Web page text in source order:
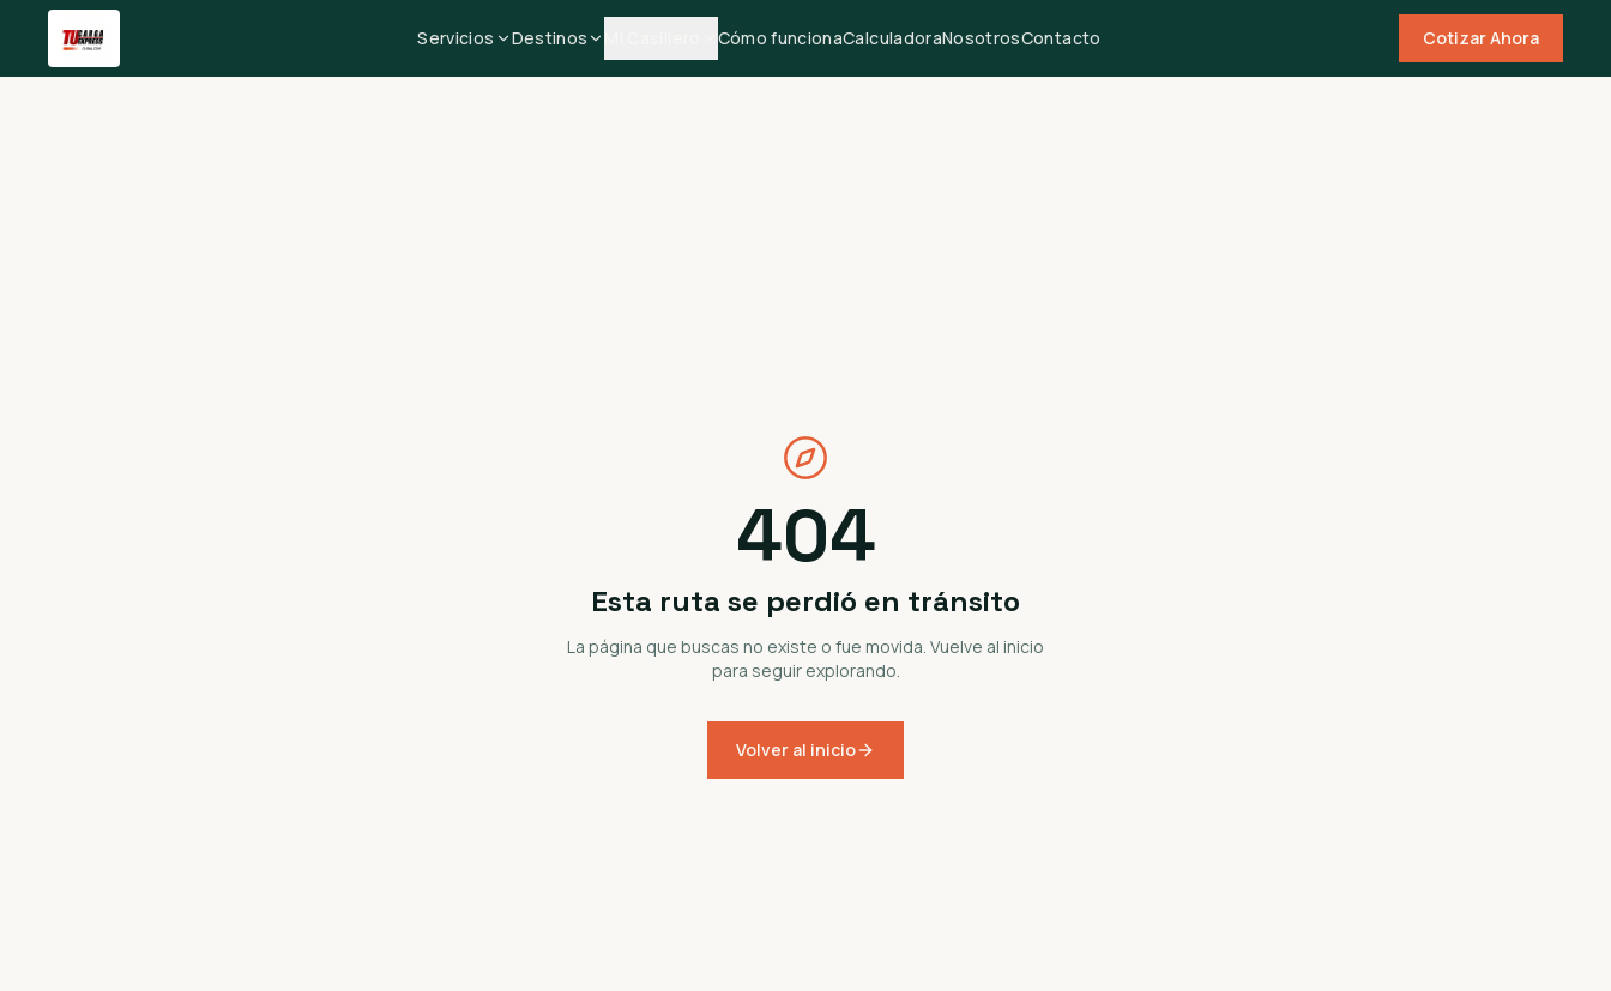
Servicios Destinos Cómo funcionaCalculadoraNosotrosContacto Cotizar Ahora
404
Esta ruta se perdió en tránsito
La página que buscas no existe o fue movida. Vuelve al inicio
para seguir explorando.
Volver al inicio